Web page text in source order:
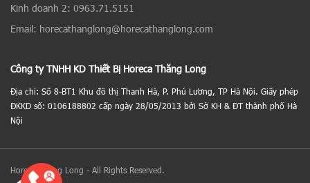
Kinh doanh 2: 0963.71.5151
Email: horecathanglong@horecathanglong.com
Công ty TNHH KD Thiết Bị Horeca Thăng Long
Địa chỉ: Số 8-BT1 Khu đô thị Thanh Hà, P. Phú Lương, TP Hà Nội. Giấy phép
ĐKKD số: 0106188802 cấp ngày 28/05/2013 bởi Sở KH & ĐT thành phố Hà
Nội
Horeca Thăng Long - All Rights Reserved.